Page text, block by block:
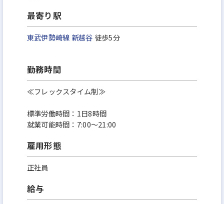
最寄り駅
東武伊勢崎線 新越谷 徒歩5分
勤務時間
≪フレックスタイム制≫
標準労働時間：1⽇8時間
就業可能時間：7:00〜21:00
雇用形態
正社員
給与